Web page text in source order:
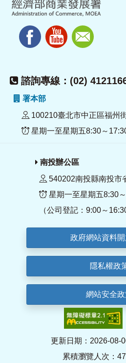
諮詢專線：(02)
署本部
100210臺北市中正區福州
星期一至星期五8:30～
南投辦公區
540202南投縣南投市
星期一至星期五8:30
（公司登記：9:00～
政府網站資料
隱私權政
網站安全
更新日期：2026-08-
累積瀏覽人次：